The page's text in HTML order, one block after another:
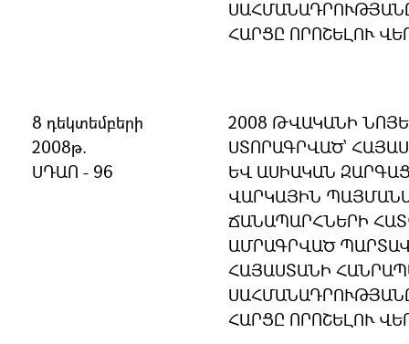
ՀԱՐՑԸ ՈՐՈՇԵԼՈՒ
8 դեկտեմբերի
2008թ.
ՍԴԱՈ - 96
2008 ԹՎԱԿԱՆԻ
ՍՏՈՐԱԳՐՎԱԾ՝
ԵՎ ԱՍԻԱԿԱՆ
ՎԱՐԿԱՅԻՆ
ՃԱՆԱՊԱՐՀՆԵՐԻ
ԱՄՐԱԳՐՎԱԾ
ՀԱՅԱՍՏԱՆԻ
ՀԱՐՑԸ ՈՐՈՇԵԼՈՒ